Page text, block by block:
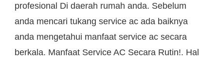
profesional Di daerah rumah anda. Sebelum
anda mencari tukang service ac ada baiknya
anda mengetahui manfaat service ac secara
berkala. Manfaat Service AC Secara Rutin!. Hal